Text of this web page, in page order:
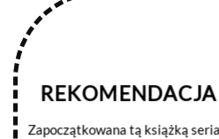
Zapoczątkowana tą książką